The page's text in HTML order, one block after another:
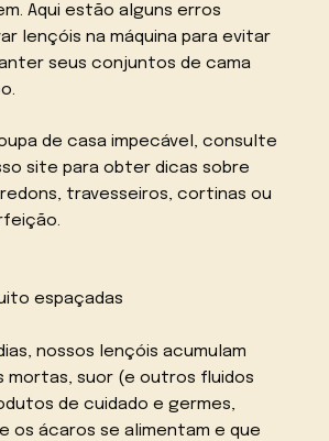
Aqui estão alguns erros
lençóis na máquina para evitar
seus conjuntos de cama
de casa impecável, consulte
site para obter dicas sobre
travesseiros, cortinas ou
espaçadas
nossos lençóis acumulam
mortas, suor (e outros fluidos
de cuidado e germes,
os ácaros se alimentam e que